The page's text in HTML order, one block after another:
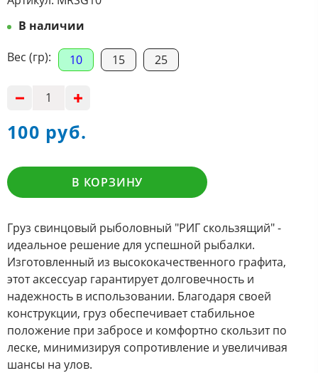
В наличии
Вес (гр):
10 15 25
100 руб.
В КОРЗИНУ
Груз свинцовый рыболовный "РИГ скользящий" -
идеальное решение для успешной рыбалки.
Изготовленный из высококачественного графита,
этот аксессуар гарантирует долговечность и
надежность в использовании. Благодаря своей
конструкции, груз обеспечивает стабильное
положение при забросе и комфортно скользит по
леске, минимизируя сопротивление и увеличивая
шансы на улов.